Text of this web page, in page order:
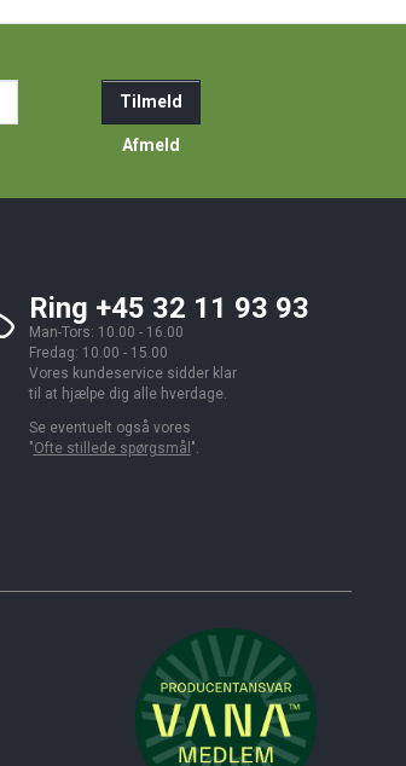
Tilmeld
Afmeld
Ring +45 32 11 93 93
Man-Tors: 10.00 - 16.00
Fredag: 10.00 - 15.00
Vores kundeservice sidder klar
til at hjælpe dig alle hverdage.
Se eventuelt også vores
"Ofte stillede spørgsmål ".